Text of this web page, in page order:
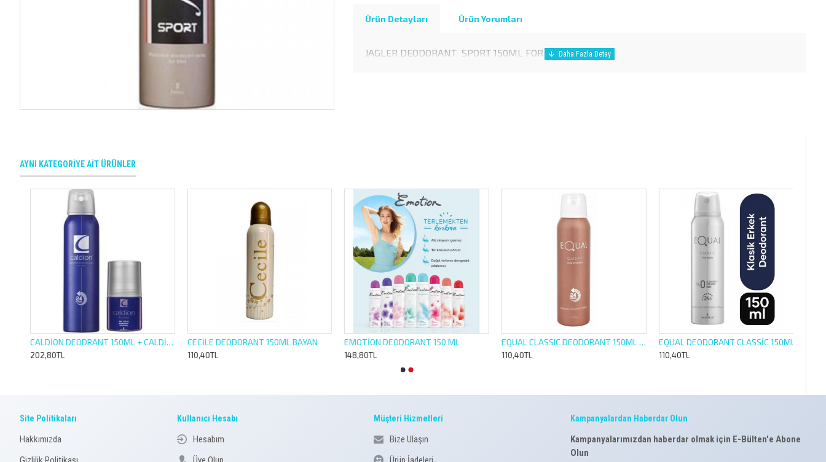
Ürün Detayları Ürün Yorumları
JAGLER DEODORANT SPORT 150ML FOR MEN
AYNI KATEGORIYE AIT ÜRÜNLER
CALDİON DEODRANT 150ML + CALDİON ROLL ON 50ML BAY
202,80TL
CECİLE DEODORANT 150ML BAYAN
110,40TL
EMOTİON DEODORANT 150 ML
148,80TL
EQUAL CLASSIC DEODORANT 150ML FOR WOMEN
110,40TL
EQUAL DEODORANT CLASSİC 150ML ERKEK
110,40TL
Site Politikaları
Hakkımızda
Kullanıcı Hesabı
Hesabım
Müşteri Hizmetleri
Bize Ulaşın
Kampanyalardan Haberdar Olun
Kampanyalarımızdan haberdar olmak için E-Bülten'e Abone
Olun